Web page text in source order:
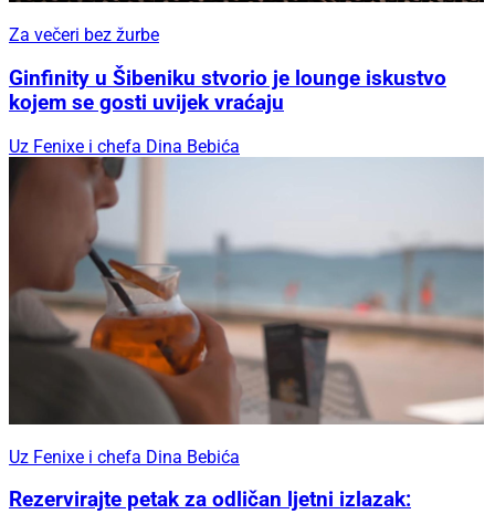
Za večeri bez žurbe
Ginfinity u Šibeniku stvorio je lounge iskustvo
kojem se gosti uvijek vraćaju
Uz Fenixe i chefa Dina Bebića
Uz Fenixe i chefa Dina Bebića
Rezervirajte petak za odličan ljetni izlazak: